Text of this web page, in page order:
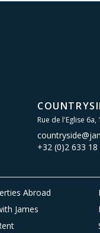
Rue de l'Eglise 6a,
+32 (0)2 633 18
Abroad
James